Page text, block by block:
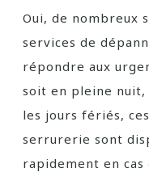
Oui, de nombreux
services de
répondre aux
soit en pleine nuit,
les jours fériés,
serrurerie sont
rapidement en